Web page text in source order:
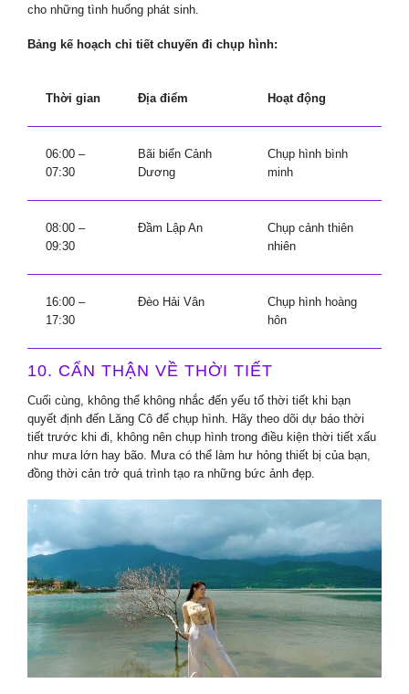
cho những tình huống phát sinh.
Bảng kế hoạch chi tiết chuyến đi chụp hình:
Thời gian Địa điểm Hoạt động
06:00 –
07:30
Bãi biển Cảnh
Dương
Chụp hình bình
minh
08:00 –
09:30
Đầm Lập An
Chụp cảnh thiên
nhiên
16:00 –
17:30
Đèo Hải Vân
Chụp hình hoàng
hôn
10. CẨN THẬN VỀ THỜI TIẾT
Cuối cùng, không thể không nhắc đến yếu tố thời tiết khi bạn
quyết định đến Lăng Cô để chụp hình. Hãy theo dõi dự báo thời
tiết trước khi đi, không nên chụp hình trong điều kiện thời tiết xấu
như mưa lớn hay bão. Mưa có thể làm hư hỏng thiết bị của bạn,
đồng thời cản trở quá trình tạo ra những bức ảnh đẹp.